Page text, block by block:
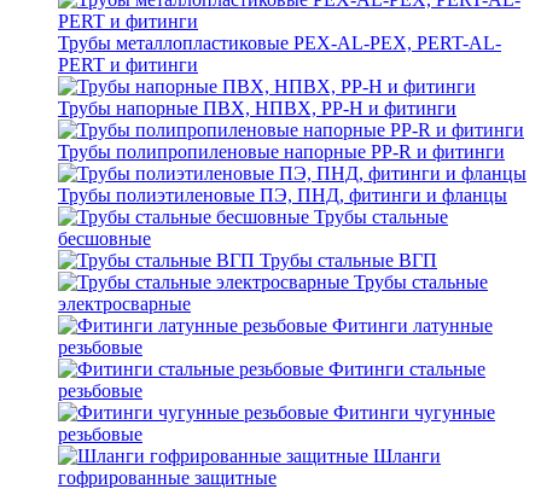
Трубы металлопластиковые PEX-AL-PEX, PERT-AL-
PERT и фитинги
Трубы напорные ПВХ, НПВХ, PP-H и фитинги
Трубы полипропиленовые напорные PP-R и фитинги
Трубы полиэтиленовые ПЭ, ПНД, фитинги и фланцы
Трубы стальные
бесшовные
Трубы стальные ВГП
Трубы стальные
электросварные
Фитинги латунные
резьбовые
Фитинги стальные
резьбовые
Фитинги чугунные
резьбовые
Шланги
гофрированные защитные